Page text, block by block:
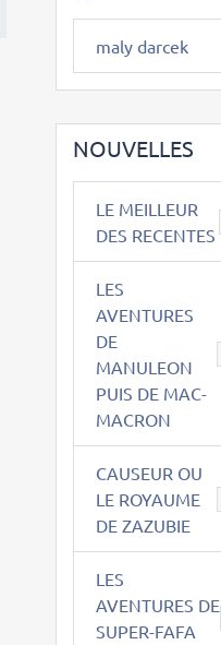
maly darcek
NOUVELLES
LE MEILLEUR
DES RECENTES
LES
AVENTURES
DE
MANULEON
PUIS DE MAC-
MACRON
CAUSEUR OU
LE ROYAUME
DE ZAZUBIE
LES
AVENTURES DE
SUPER-FAFA